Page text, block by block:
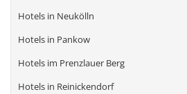
Hotels in Neukölln
Hotels in Pankow
Hotels im Prenzlauer Berg
Hotels in Reinickendorf